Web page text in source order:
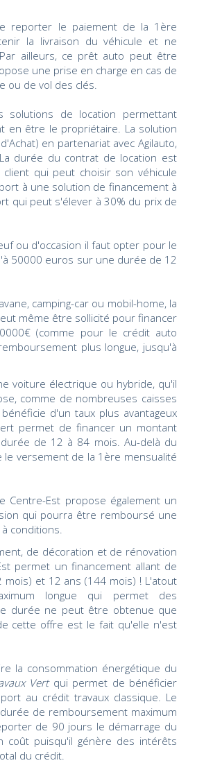
reporter le paiement de la 1ère
la livraison du véhicule et ne
ailleurs, ce prêt auto peut être
une prise en charge en cas de
ou de vol des clés.
solutions de location permettant
en être le propriétaire. La solution
en partenariat avec Agilauto,
durée du contrat de location est
qui peut choisir son véhicule
à une solution de financement à
qui peut s'élever à 30% du prix de
ou d'occasion il faut opter pour le
50000 euros sur une durée de 12
camping-car ou mobil-home, la
même être sollicité pour financer
(comme pour le crédit auto
plus longue, jusqu'à
voiture électrique ou hybride, qu'il
comme de nombreuses caisses
d'un taux plus avantageux
permet de financer un montant
de 12 à 84 mois. Au-delà du
versement de la 1ère mensualité
Centre-Est propose également un
qui pourra être remboursé une
conditions.
de décoration et de rénovation
permet un financement allant de
et 12 ans (144 mois) ! L'atout
longue qui permet des
durée ne peut être obtenue que
cette offre est le fait qu'elle n'est
la consommation énergétique du
Vertqui permet de bénéficier
au crédit travaux classique. Le
de remboursement maximum
de 90 jours le démarrage du
puisqu'il génère des intérêts
du crédit.